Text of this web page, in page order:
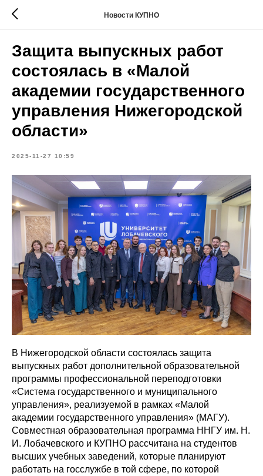
Новости КУПНО
Защита выпускных работ
состоялась в «Малой
академии государственного
управления Нижегородской
области»
2025-11-27 10:59
В Нижегородской области состоялась защита
выпускных работ дополнительной образовательной
программы профессиональной переподготовки
«Система государственного и муниципального
управления», реализуемой в рамках «Малой
академии государственного управления» (МАГУ).
Совместная образовательная программа ННГУ им. Н.
И. Лобачевского и КУПНО рассчитана на студентов
высших учебных заведений, которые планируют
работать на госслужбе в той сфере, по которой